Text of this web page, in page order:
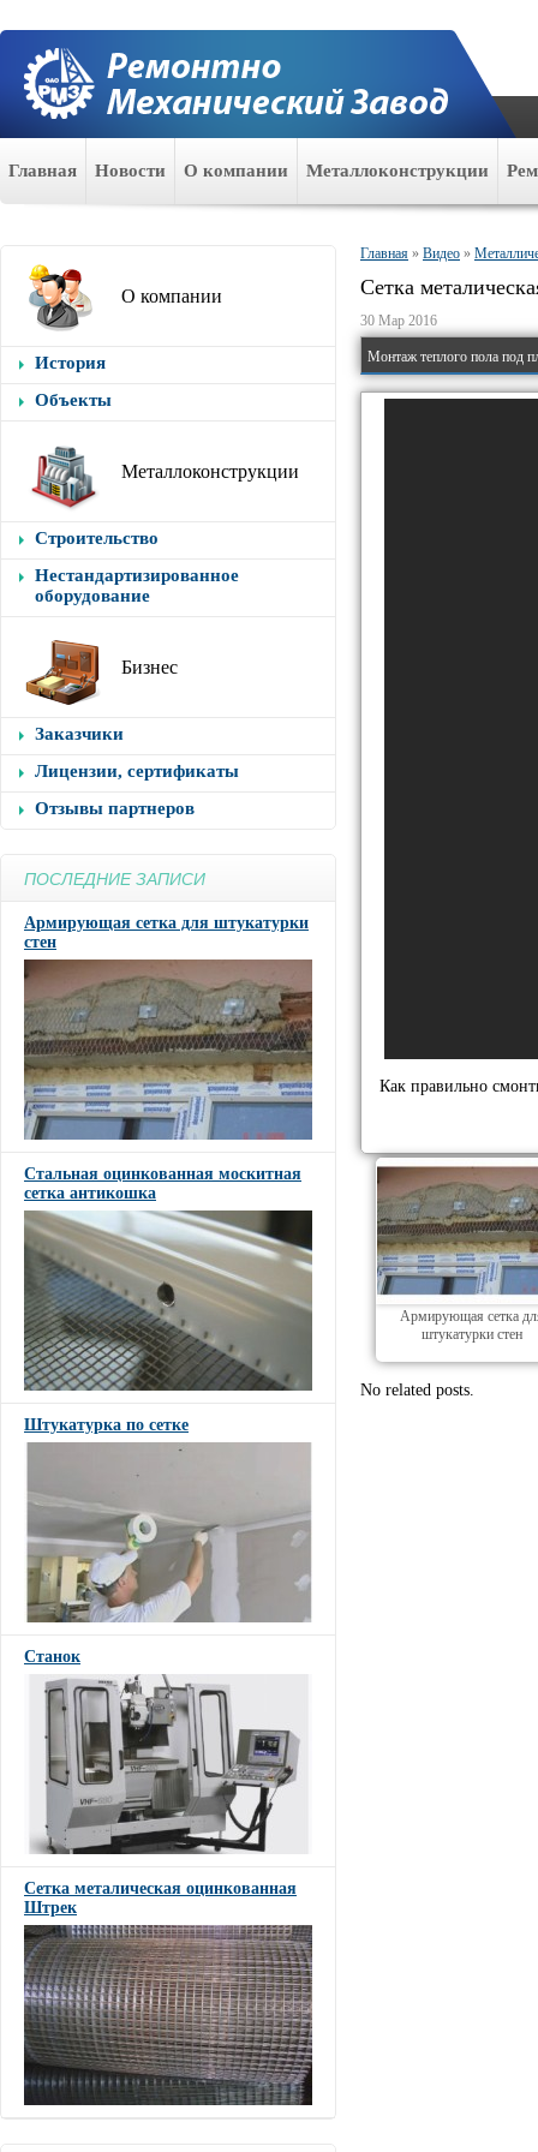
Главная Новости О компании Металлоконструкции
О компании
История
Объекты
Металлоконструкции
Строительство
Нестандартизированное
оборудование
Бизнес
Заказчики
Лицензии, сертификаты
Отзывы партнеров
ПОСЛЕДНИЕ ЗАПИСИ
Армирующая сетка для штукатурки
стен
Стальная оцинкованная москитная
сетка антикошка
Штукатурка по сетке
Станок
Сетка металическая оцинкованная
Штрек
Главная » Видео »
Сетка
30 Мар 2016
Монтаж теплого пола под
Как правильно
Армирующая сетка
штукатурки стен
No related posts.